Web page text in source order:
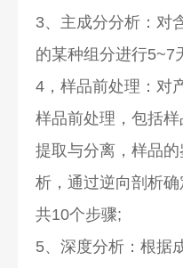
3、主成分分析：对
的某种组分进行5~7
4，样品前处理：对
样品前处理，包括
提取与分离，样品
析，通过逆向剖析
共10个步骤;
5、深度分析：根据